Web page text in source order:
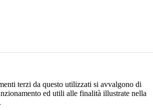
terzi da questo utilizzati si avvalgono di
ed utili alle finalità illustrate nella
.